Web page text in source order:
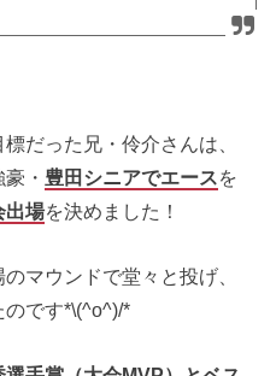
だった兄・伶介さんは、
・ 豊田シニアでエース を
出場を決めました！
マウンドで堂々と投げ、
のです*\(^o^)/*